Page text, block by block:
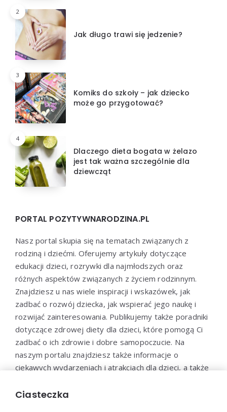
2
Jak długo trawi się jedzenie?
3
Komiks do szkoły – jak dziecko
może go przygotować?
4
Dlaczego dieta bogata w żelazo
jest tak ważna szczególnie dla
dziewcząt
PORTAL POZYTYWNARODZINA.PL
Nasz portal skupia się na tematach związanych z
rodziną i dziećmi. Oferujemy artykuły dotyczące
edukacji dzieci, rozrywki dla najmłodszych oraz
różnych aspektów związanych z życiem rodzinnym.
Znajdziesz u nas wiele inspiracji i wskazówek, jak
zadbać o rozwój dziecka, jak wspierać jego naukę i
rozwijać zainteresowania. Publikujemy także poradniki
dotyczące zdrowej diety dla dzieci, które pomogą Ci
zadbać o ich zdrowie i dobre samopoczucie. Na
naszym portalu znajdziesz także informacje o
ciekawych wydarzeniach i atrakcjach dla dzieci, a także
maluchom spędzić czas w sposób aktywny i
Ciasteczka